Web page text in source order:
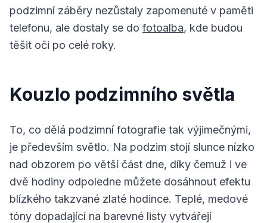
podzimní záběry nezůstaly zapomenuté v paměti
telefonu, ale dostaly se do fotoalba, kde budou
těšit oči po celé roky.
Kouzlo podzimního světla
To, co dělá podzimní fotografie tak výjimečnými,
je především světlo. Na podzim stojí slunce nízko
nad obzorem po větší část dne, díky čemuž i ve
dvě hodiny odpoledne můžete dosáhnout efektu
blízkého takzvané zlaté hodince. Teplé, medové
tóny dopadající na barevné listy vytvářejí